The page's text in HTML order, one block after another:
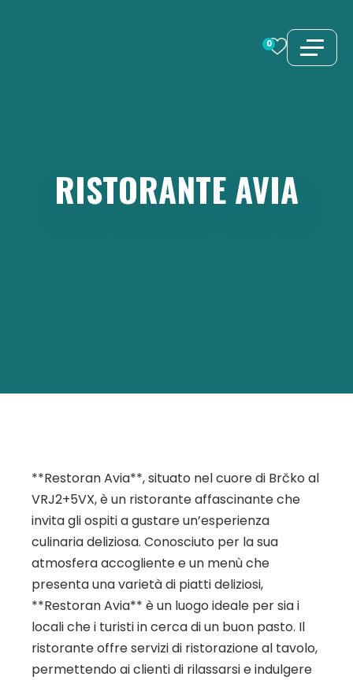
0
RISTORANTEAVIA
**Restoran Avia**, situato nel cuore di Brčko al
VRJ2+5VX, è un ristorante affascinante che
invita gli ospiti a gustare un’esperienza
culinaria deliziosa. Conosciuto per la sua
atmosfera accogliente e un menù che
presenta una varietà di piatti deliziosi,
**Restoran Avia** è un luogo ideale per sia i
locali che i turisti in cerca di un buon pasto. Il
ristorante offre servizi di ristorazione al tavolo,
permettendo ai clienti di rilassarsi e indulgere